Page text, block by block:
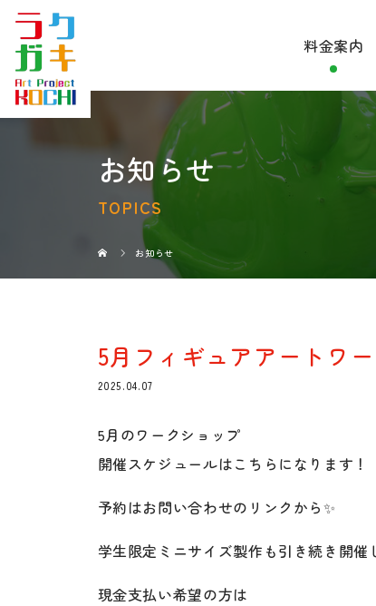
料金案内
お知らせ
TOPICS
お知らせ
5月フィギュアアートワ
2025.04.07
5月のワークショップ
開催スケジュールはこちらになります！
予約はお問い合わせのリンクから✨
学生限定ミニサイズ製作も引き続き開催
現金支払い希望の方は